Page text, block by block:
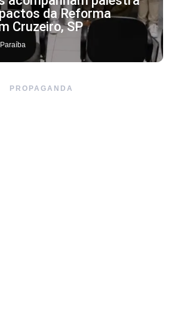
da Reforma
Cruzeiro, SP
PROPAGANDA